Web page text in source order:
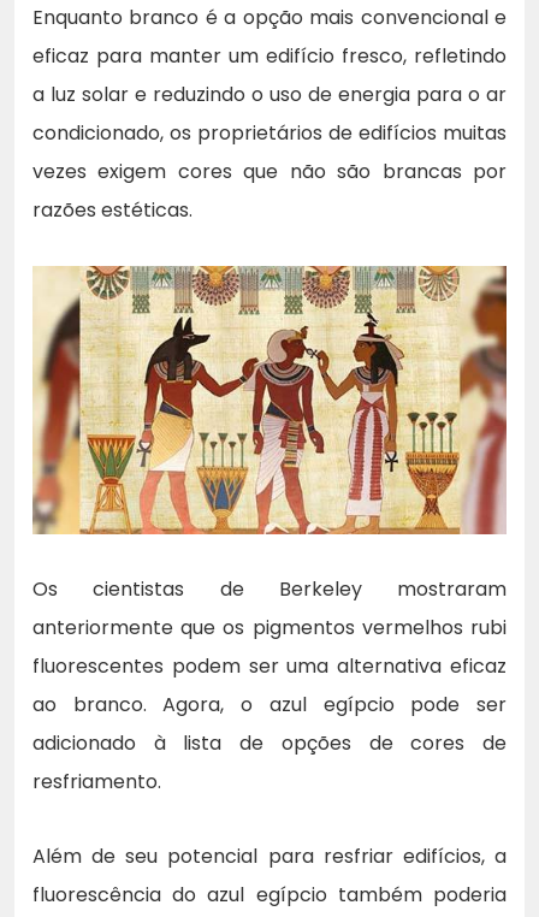
Enquanto branco é a opção mais convencional e
eficaz para manter um edifício fresco, refletindo
a luz solar e reduzindo o uso de energia para o ar
condicionado, os proprietários de edifícios muitas
vezes exigem cores que não são brancas por
razões estéticas.
Os cientistas de Berkeley mostraram
anteriormente que os pigmentos vermelhos rubi
fluorescentes podem ser uma alternativa eficaz
ao branco. Agora, o azul egípcio pode ser
adicionado à lista de opções de cores de
resfriamento.
Além de seu potencial para resfriar edifícios, a
fluorescência do azul egípcio também poderia